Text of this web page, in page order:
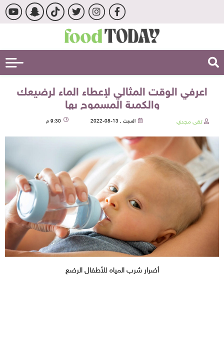
اعرفي الوقت المثالي لإعطاء الماء لرضيعك
والكمية المسموح بها
تقى مجدي السبت , 13-08-2022 9:30 م
أضرار شرب المياه للأطفال الرضع